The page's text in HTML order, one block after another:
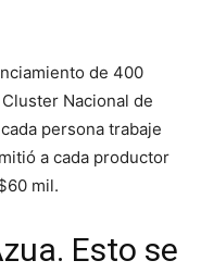
de 400
Nacional de
persona trabaje
a cada productor
mil.
Esto se